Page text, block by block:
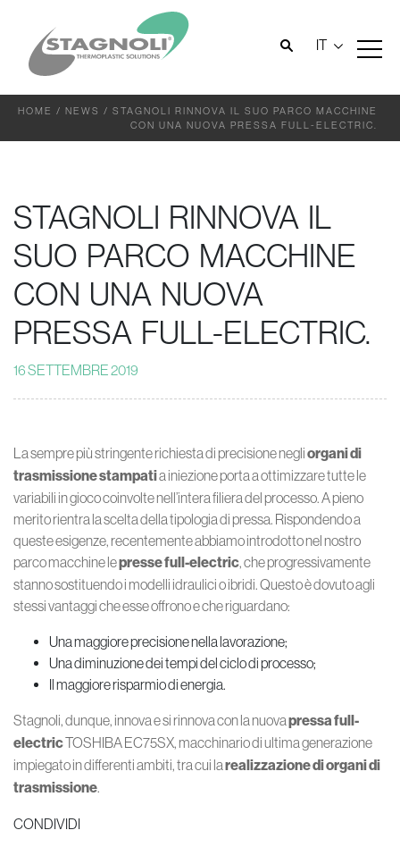
IT
HOME / NEWS / STAGNOLI RINNOVA IL SUO PARCO MACCHINE
CON UNA NUOVA PRESSA FULL-ELECTRIC.
STAGNOLI RINNOVA IL
SUO PARCO MACCHINE
CON UNA NUOVA
PRESSA FULL-ELECTRIC.
16 SETTEMBRE 2019
La sempre più stringente richiesta di precisione negliorgani di
trasmissione stampatia iniezione porta a ottimizzare tutte le
variabili in gioco coinvolte nell’intera filiera del processo. A pieno
merito rientra la scelta della tipologia di pressa. Rispondendo a
queste esigenze, recentemente abbiamo introdotto nel nostro
parco macchine lepresse full-electric, che progressivamente
stanno sostituendo i modelli idraulici o ibridi. Questo è dovuto agli
stessi vantaggi che esse offrono e che riguardano:
Una maggiore precisione nella lavorazione;
Una diminuzione dei tempi del ciclo di processo;
Il maggiore risparmio di energia.
Stagnoli, dunque, innova e si rinnova con la nuovapressa full-
electricTOSHIBA EC75SX, macchinario di ultima generazione
impiegato in differenti ambiti, tra cui larealizzazione di organi di
trasmissione.
CONDIVIDI